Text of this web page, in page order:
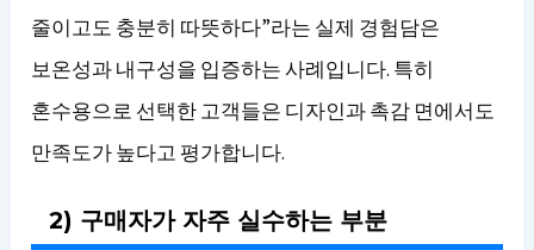
줄이고도 충분히 따뜻하다”라는 실제 경험담은
보온성과 내구성을 입증하는 사례입니다. 특히
혼수용으로 선택한 고객들은 디자인과 촉감 면에서도
만족도가 높다고 평가합니다.
2) 구매자가 자주 실수하는 부분